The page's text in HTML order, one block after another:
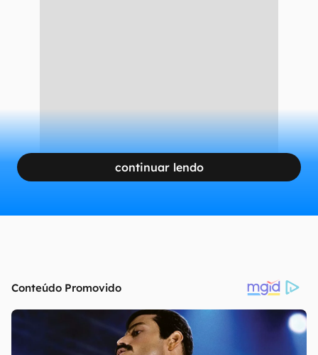
continuar lendo